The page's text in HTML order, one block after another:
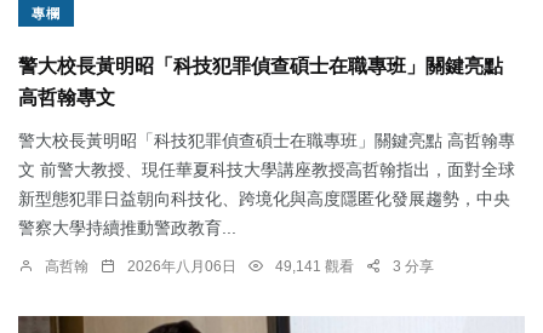
專欄
警大校長黃明昭「科技犯罪偵查碩士在職專班」關鍵亮點
高哲翰專文
警大校長黃明昭「科技犯罪偵查碩士在職專班」關鍵亮點 高哲翰專
文 前警大教授、現任華夏科技大學講座教授高哲翰指出，面對全球
新型態犯罪日益朝向科技化、跨境化與高度隱匿化發展趨勢，中央
警察大學持續推動警政教育...
高哲翰 2026年八月06日 49,141 觀看 3 分享